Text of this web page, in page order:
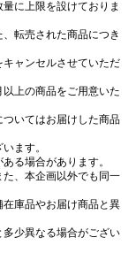
に上限を設けておりま
転売された商品につき
ャンセルさせていただ
上の商品をご用意いた
いてはお届けした商品
ます。
る場合があります。
、本企画以外でも同一
庫品やお届け商品と異
少異なる場合がござい